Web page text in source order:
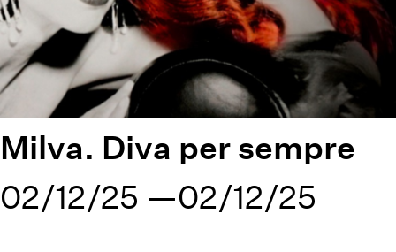
Milva. Diva per sempre
02/12/25
02/12/25